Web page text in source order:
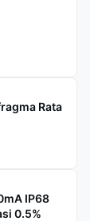
IP68
0.5%